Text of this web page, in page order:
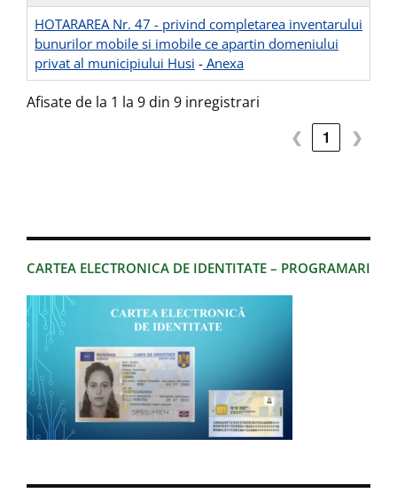
CARTEA ELECTRONICA DE IDENTITATE – PROGRAMARI
HOTARAREA Nr. 47 - privind completarea inventarului
bunurilor mobile si imobile ce apartin domeniului
privat al municipiului Husi - Anexa
Afisate de la 1 la 9 din 9 inregistrari
❮ 1 ❯